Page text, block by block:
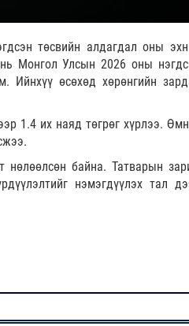
төсвийн алдагдал оны
Монгол Улсын 2026 оны
Ийнхүү өсөхөд хөрөнгийн
1.4 их наяд төгрөг хүрлээ.
нөлөөлсөн байна. Татварын
нэмэгдүүлэх тал